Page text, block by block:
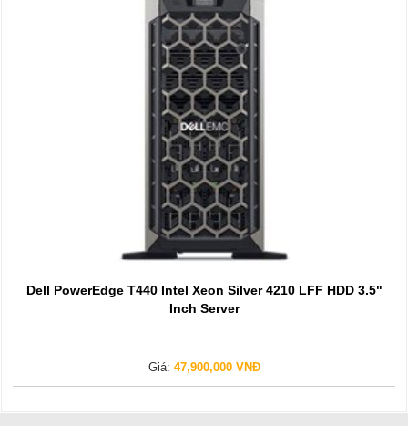
Dell PowerEdge T440 Intel Xeon Silver 4210 LFF HDD 3.5"
Inch Server
Giá: 47,900,000 VNĐ